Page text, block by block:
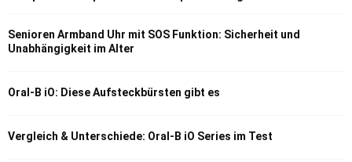
Senioren Armband Uhr mit SOS Funktion: Sicherheit und
Unabhängigkeit im Alter
Oral-B iO: Diese Aufsteckbürsten gibt es
Vergleich & Unterschiede: Oral-B iO Series im Test